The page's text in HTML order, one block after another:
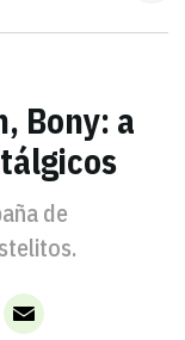
Bony: a
de
Email